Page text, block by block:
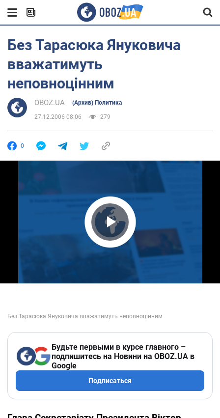
Без Тарасюка Януковича
вважатимуть
неповноцінним
OBOZ.UA (Архив) Политика
27.12.2006 08:06 279
0
Play Video
Будьте первыми в курсе главного –
подпишитесь на Новини на OBOZ.UA в
Google
Подписаться